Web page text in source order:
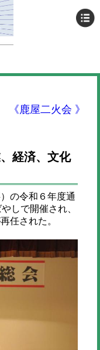
《鹿屋二火会 》
経済、文化
の令和６年度通
しで開催され、
任された。